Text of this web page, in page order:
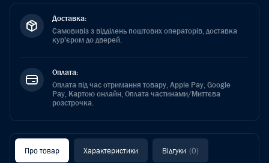
Доставка:
Самовивіз з відділень поштових операторів, доставка
кур'єром до дверей.
Оплата:
Оплата під час отримання товару, Apple Pay, Google
Pay, Картою онлайн, Оплата частинами/Миттєва
розстрочка.
Про товар Характеристики Відгуки (0)